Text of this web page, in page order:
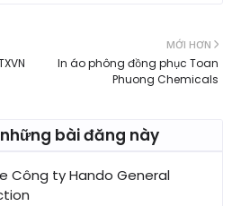
MỚI HƠN
In áo phông đồng phục Toan
Phuong Chemicals
bài đăng này
Công ty Hando General